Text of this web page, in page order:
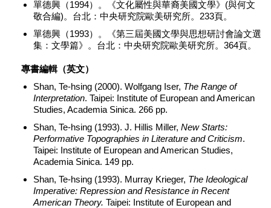
單德興（1994）。《文化屬性與華裔美國文學》(與何文
敬合編)。台北：中央研究院歐美研究所。233頁。
單德興（1993）。《第三屆美國文學與思想研討會論文選
集：文學篇》。台北：中央研究院歐美研究所。364頁。
專書編輯（英文）
Shan, Te-hsing (2000). Wolfgang Iser, The Range of
Interpretation. Taipei: Institute of European and American
Studies, Academia Sinica. 266 pp.
Shan, Te-hsing (1993). J. Hillis Miller, New Starts:
Performative Topographies in Literature and Criticism.
Taipei: Institute of European and American Studies,
Academia Sinica. 149 pp.
Shan, Te-hsing (1993). Murray Krieger, The Ideological
Imperative: Repression and Resistance in Recent
American Theory. Taipei: Institute of European and